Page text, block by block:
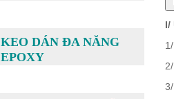
I/
KEO DÁN ĐA NĂNG
EPOXY